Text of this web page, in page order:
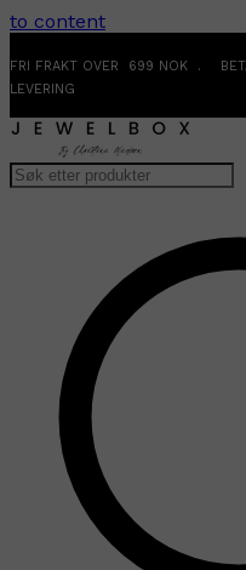
to content
FRI FRAKT OVER 699 NOK .
LEVERING